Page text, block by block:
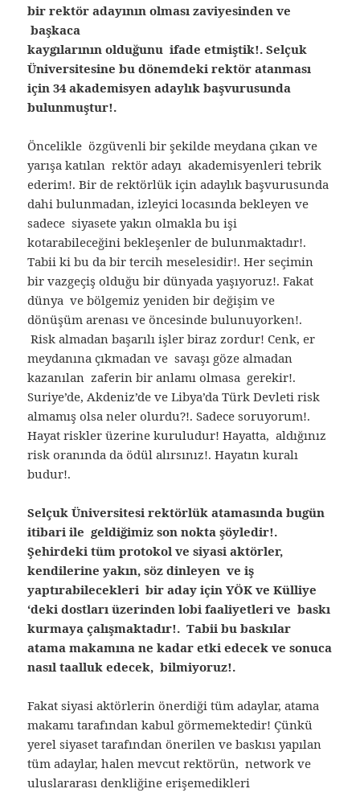
bir rektör adayının olması zaviyesinden ve
başkaca
kaygılarının olduğunu ifade etmiştik!. Selçuk
Üniversitesine bu dönemdeki rektör atanması
için 34 akademisyen adaylık başvurusunda
bulunmuştur!.
Öncelikle özgüvenli bir şekilde meydana çıkan ve
yarışa katılan rektör adayı akademisyenleri tebrik
ederim!. Bir de rektörlük için adaylık başvurusunda
dahi bulunmadan, izleyici locasında bekleyen ve
sadece siyasete yakın olmakla bu işi
kotarabileceğini bekleşenler de bulunmaktadır!.
Tabii ki bu da bir tercih meselesidir!. Her seçimin
bir vazgeçiş olduğu bir dünyada yaşıyoruz!. Fakat
dünya ve bölgemiz yeniden bir değişim ve
dönüşüm arenası ve öncesinde bulunuyorken!.
Risk almadan başarılı işler biraz zordur! Cenk, er
meydanına çıkmadan ve savaşı göze almadan
kazanılan zaferin bir anlamı olmasa gerekir!.
Suriye’de, Akdeniz’de ve Libya’da Türk Devleti risk
almamış olsa neler olurdu?!. Sadece soruyorum!.
Hayat riskler üzerine kuruludur! Hayatta, aldığınız
risk oranında da ödül alırsınız!. Hayatın kuralı
budur!.
Selçuk Üniversitesi rektörlük atamasında bugün
itibari ile geldiğimiz son nokta şöyledir!.
Şehirdeki tüm protokol ve siyasi aktörler,
kendilerine yakın, söz dinleyen ve iş
yaptırabilecekleri bir aday için YÖK ve Külliye
‘deki dostları üzerinden lobi faaliyetleri ve baskı
kurmaya çalışmaktadır!. Tabii bu baskılar
atama makamına ne kadar etki edecek ve sonuca
nasıl taalluk edecek, bilmiyoruz!.
Fakat siyasi aktörlerin önerdiği tüm adaylar, atama
makamı tarafından kabul görmemektedir! Çünkü
yerel siyaset tarafından önerilen ve baskısı yapılan
tüm adaylar, halen mevcut rektörün, network ve
uluslararası denkliğine erişemedikleri